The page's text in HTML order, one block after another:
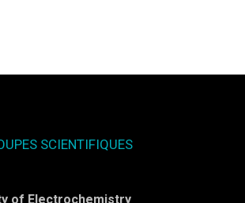
SCIENTIFIQUES
of Electrochemistry